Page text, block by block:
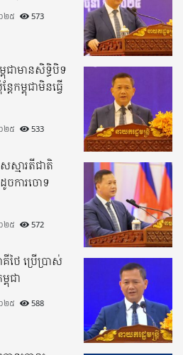
០២៥​ 573
ាមានសិទ្ធិបិទ
កម្ពុជាមិនធ្វើ
០២៥​ 533
ស្មារតីជាតិ
ចការចោទ
០២៥​ 572
ៃ ប្រើប្រាស់
ពុជា
០២៥​ 588